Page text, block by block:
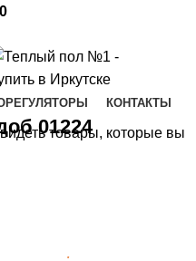
КОНТАКТЫ
01224
*
товары, которые вы